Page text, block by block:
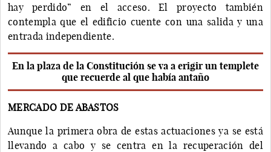
hay perdido” en el acceso. El proyecto también
contempla que el edificio cuente con una salida y una
entrada independiente.
En la plaza de la Constitución se va a erigir un templete
que recuerde al que había antaño
MERCADO DE ABASTOS
Aunque la primera obra de estas actuaciones ya se está
llevando a cabo y se centra en la recuperación del